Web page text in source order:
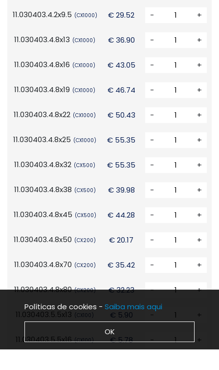
11.030403.4.2x9.5 (CX1000) € 29.52 - +
11.030403.4.8x13 (CX1000) € 36.90 - +
11.030403.4.8x16 (CX1000) € 43.05 - +
11.030403.4.8x19 (CX1000) € 46.74 - +
11.030403.4.8x22 (CX1000) € 50.43 - +
11.030403.4.8x25 (CX1000) € 55.35 - +
11.030403.4.8x32 (CX500) € 55.35 - +
11.030403.4.8x38 (CX500) € 39.98 - +
11.030403.4.8x45 (CX500) € 44.28 - +
11.030403.4.8x50 (CX200) € 20.17 - +
11.030403.4.8x70 (CX200) € 35.42 - +
11.030403.4.8x80 (CX200) € 32.23 - +
11.030403.5.5x13 (CX100) € 5.90 - +
11.030403.5.5x16 (CX100) € 5.78 - +
Políticas de cookies - Saiba mais aqui
OK